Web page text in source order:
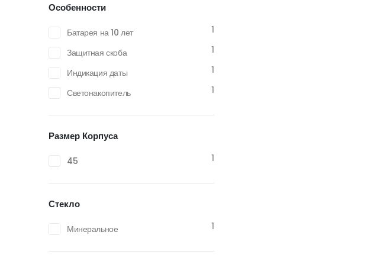
Особенности
Батарея на 10 лет
1
Защитная скоба
1
Индикация даты
1
Светонакопитель
1
Размер Корпуса
45 1
Стекло
Минеральное 1